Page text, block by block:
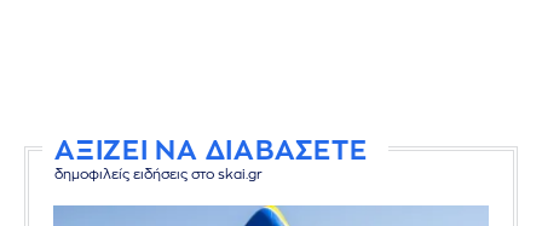
ΑΞΙΖΕΙ ΝΑ ΔΙΑΒΑΣΕΤΕ
δημοφιλείς ειδήσεις στο skai.gr